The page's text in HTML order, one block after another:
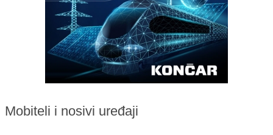
Mobiteli i nosivi uređaji